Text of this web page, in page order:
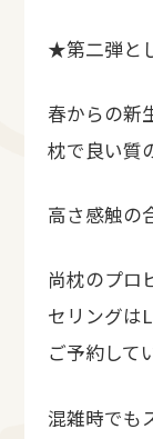
★第二弾と
春からの新
枕で良い質
高さ感触の
尚枕のプロ
セリングは
ご予約して
混雑時でも